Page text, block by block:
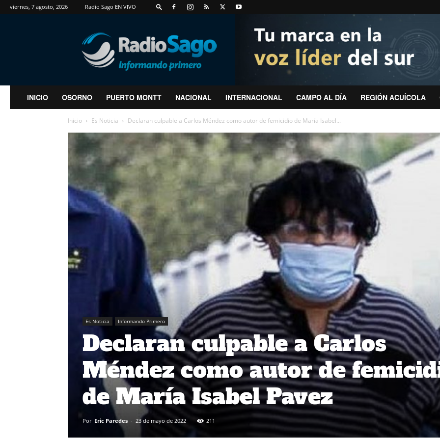
viernes, 7 agosto, 2026 Radio Sago EN VIVO
RadioSago
INICIO OSORNO PUERTO MONTT NACIONAL INTERNACIONAL CAMPO AL DÍA REGIÓN ACUÍCOLA
Inicio Es Noticia Declaran culpable a Carlos Méndez como autor de femicidio de María Isabel...
Es Noticia Informando Primero
Declaran culpable a Carlos
Méndez como autor de
de María Isabel Pavez
Por Eric Paredes - 23 de mayo de 2022 211